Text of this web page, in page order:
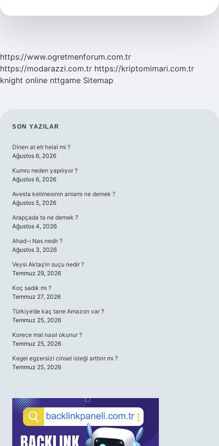
Nerede
https://www.ogretmenforum.com.tr
https://modarazzi.com.tr https://kriptomimari.com.tr
knight online nttgame Sitemap
SIDEBAR
SON YAZILAR
Dinen at eti helal mi ?
Ağustos 6, 2026
Kumru neden yapılıyor ?
Ağustos 6, 2026
Avesta kelimesinin anlamı ne demek ?
Ağustos 5, 2026
Arapçada ta ne demek ?
Ağustos 4, 2026
Ahad-ı Nas nedir ?
Ağustos 3, 2026
Veysi Aktaş’ın suçu nedir ?
Temmuz 29, 2026
Koç sadık mı ?
Temmuz 27, 2026
Türkiye’de kaç tane Amazon var ?
Temmuz 25, 2026
Korece mal nasıl okunur ?
Temmuz 25, 2026
Kegel egzersizi cinsel isteği arttırır mı ?
Temmuz 25, 2026